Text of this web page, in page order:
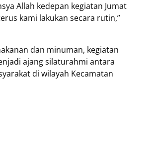
Allah kedepan kegiatan Jumat
kami lakukan secara rutin,”
dan minuman, kegiatan
ajang silaturahmi antara
di wilayah Kecamatan